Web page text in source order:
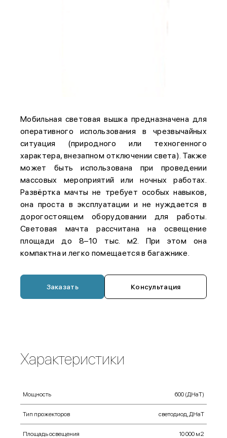
Мобильная световая вышка предназначена для
оперативного использования в чрезвычайных
ситуация (природного или техногенного
характера, внезапном отключении света). Также
может быть использована при проведении
массовых мероприятий или ночных работах.
Развёртка мачты не требует особых навыков,
она проста в эксплуатации и не нуждается в
дорогостоящем оборудовании для работы.
Световая мачта рассчитана на освещение
площади до 8–10 тыс. м2. При этом она
компактна и легко помещается в багажнике.
Заказать Консультация
Характеристики
Мощность 600 (ДНаТ)
Тип прожекторов cветодиод, ДНаТ
Площадь освещения 10 000 м2